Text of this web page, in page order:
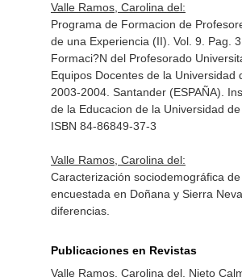
Valle Ramos, Carolina del:
Programa de Formacion de
de una Experiencia (II). Vol. 9. Pag.
Formaci?N del Profesorado
Equipos Docentes de la Universidad
2003-2004. Santander (ESPAÑA).
de la Educacion de la Universidad de
ISBN 84-86849-37-3
Valle Ramos, Carolina del:
Caracterización sociodemográfica
encuestada en Doñana y Sierra
diferencias.
Publicaciones en Revistas
Valle Ramos, Carolina del, Nieto